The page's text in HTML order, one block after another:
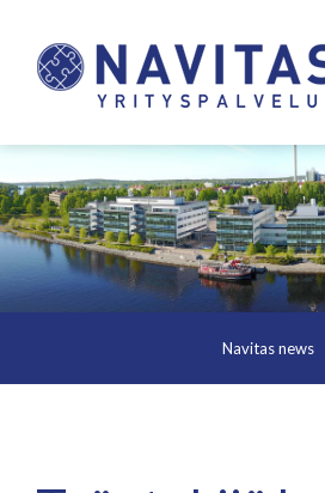
Navitas news